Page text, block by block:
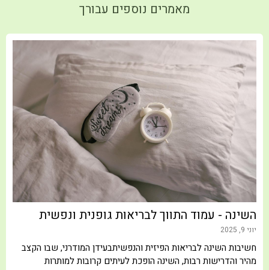
מאמרים נוספים עבורך
- עמוד התווך לבריאות גופנית ונפשית
השינה לבריאות הפיזית והנפשיתבעידן המודרני, שבו הקצב
והדרישות רבות, השינה הופכת לעיתים קרובות למותרות